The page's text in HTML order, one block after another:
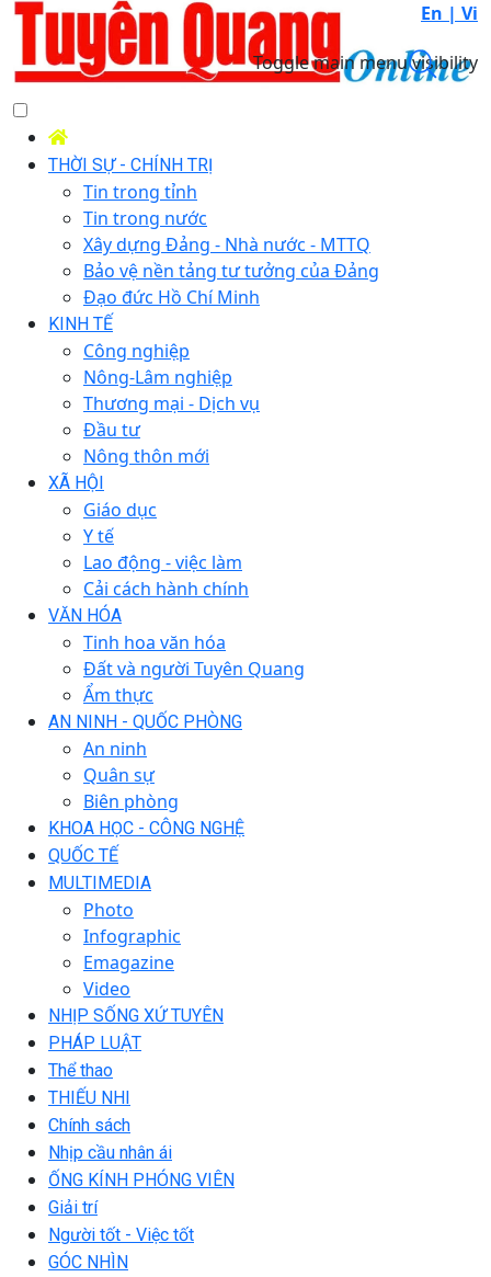
En | Vi
Toggle main menu visibility
THỜI SỰ - CHÍNH TRỊ
Tin trong tỉnh
Tin trong nước
Xây dựng Đảng - Nhà nước - MTTQ
Bảo vệ nền tảng tư tưởng của Đảng
Đạo đức Hồ Chí Minh
KINH TẾ
Công nghiệp
Nông-Lâm nghiệp
Thương mại - Dịch vụ
Đầu tư
Nông thôn mới
XÃ HỘI
Giáo dục
Y tế
Lao động - việc làm
Cải cách hành chính
VĂN HÓA
Tinh hoa văn hóa
Đất và người Tuyên Quang
Ẩm thực
AN NINH - QUỐC PHÒNG
An ninh
Quân sự
Biên phòng
KHOA HỌC - CÔNG NGHỆ
QUỐC TẾ
MULTIMEDIA
Photo
Infographic
Emagazine
Video
NHỊP SỐNG XỨ TUYÊN
PHÁP LUẬT
Thể thao
THIẾU NHI
Chính sách
Nhịp cầu nhân ái
ỐNG KÍNH PHÓNG VIÊN
Giải trí
Người tốt - Việc tốt
GÓC NHÌN